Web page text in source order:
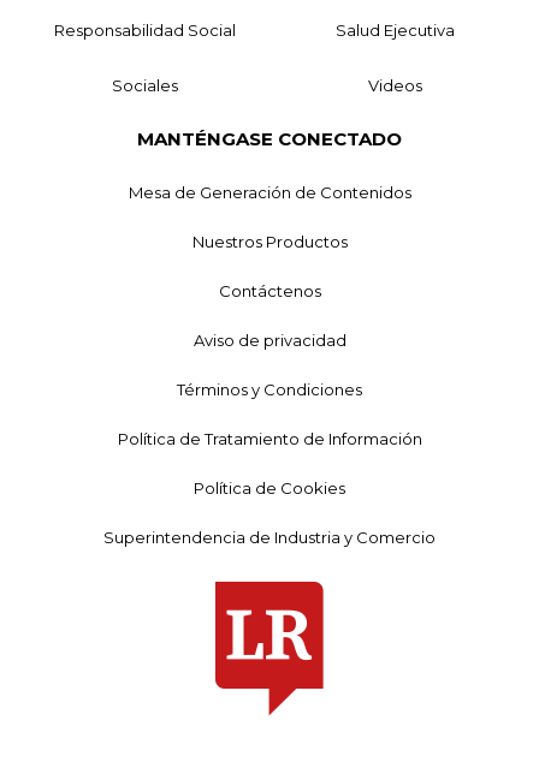
Responsabilidad Social Salud Ejecutiva
Sociales Videos
MANTÉNGASE CONECTADO
Mesa de Generación de Contenidos
Nuestros Productos
Contáctenos
Aviso de privacidad
Términos y Condiciones
Política de Tratamiento de Información
Política de Cookies
Superintendencia de Industria y Comercio